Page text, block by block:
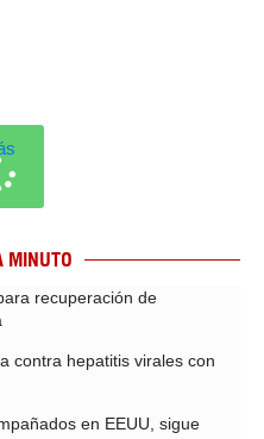
MINUTO
recuperación de
contra hepatitis virales con
en EEUU, sigue